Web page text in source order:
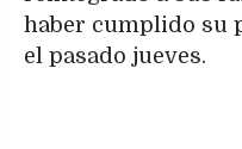
haber cumplido su
el pasado jueves.